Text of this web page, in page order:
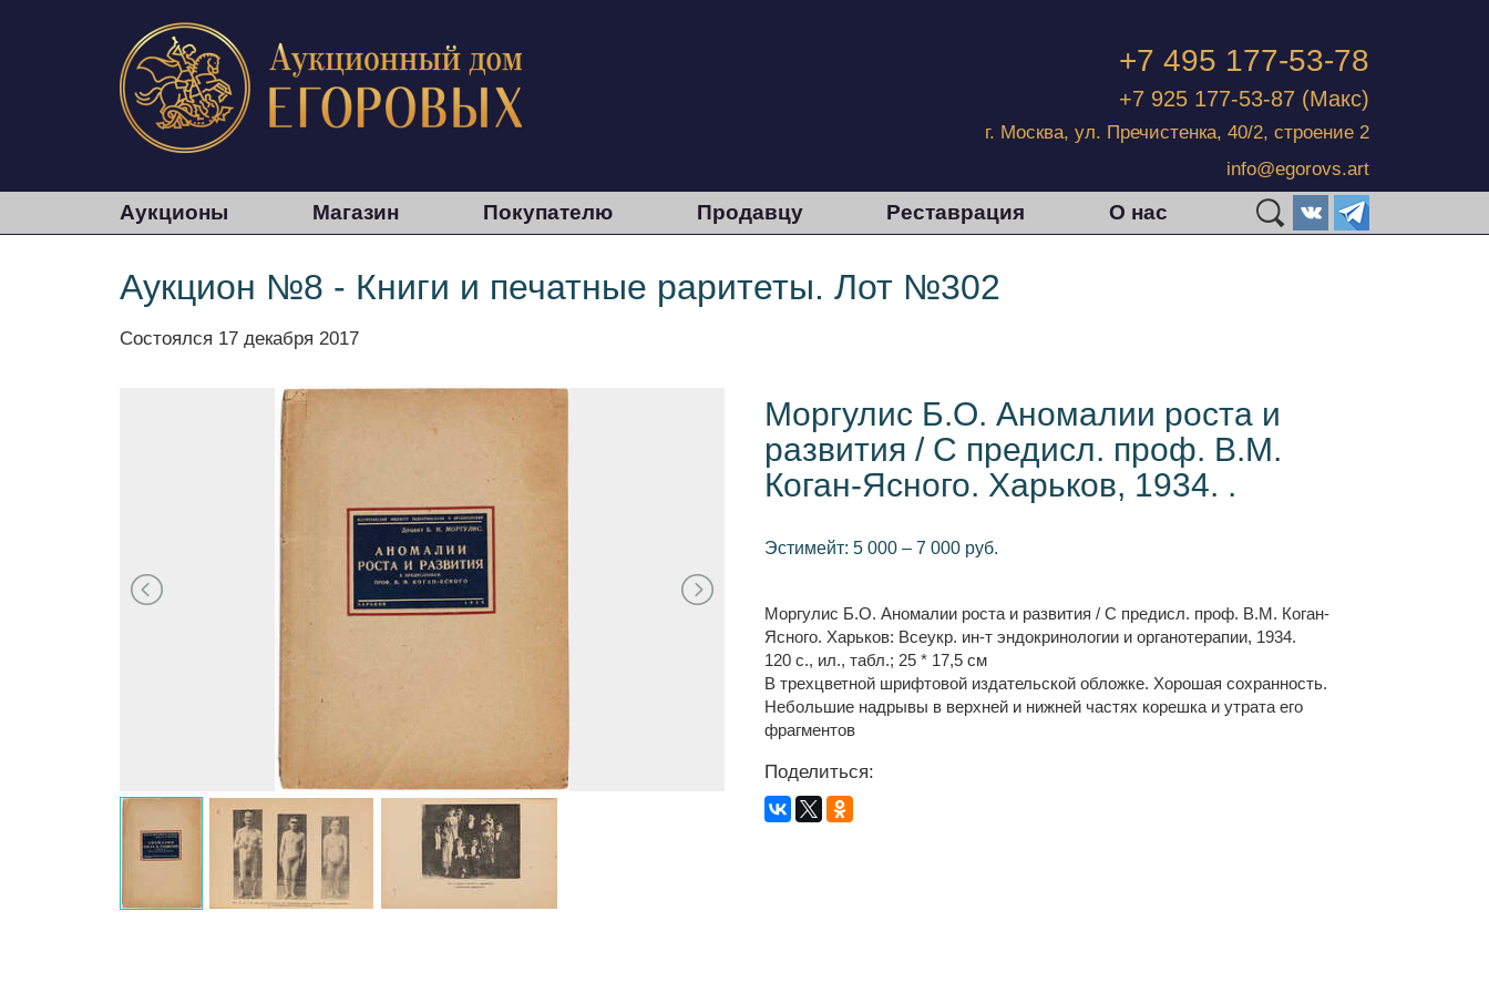
+7 495 177-53-78
+7 925 177-53-87 (Макс)
г. Москва, ул. Пречистенка, 40/2, строение 2
info@egorovs.art
Аукционы Магазин Покупателю Продавцу Реставрация О нас
Аукцион №8 - Книги и печатные раритеты. Лот №302
Состоялся 17 декабря 2017
Моргулис Б.О. Аномалии роста и
развития / С предисл. проф. В.М.
Коган-Ясного. Харьков, 1934. .
Эстимейт: 5 000 – 7 000 руб.
Моргулис Б.О. Аномалии роста и развития / С предисл. проф. В.М. Коган-
Ясного. Харьков: Всеукр. ин-т эндокринологии и органотерапии, 1934.
120 с., ил., табл.; 25 * 17,5 см
В трехцветной шрифтовой издательской обложке. Хорошая сохранность.
Небольшие надрывы в верхней и нижней частях корешка и утрата его
фрагментов
Поделиться: